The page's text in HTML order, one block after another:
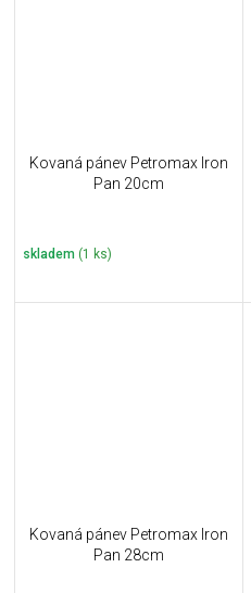
Kovaná pánev Petromax Iron
Pan 20cm
skladem (1 ks)
Kovaná pánev Petromax Iron
Pan 28cm